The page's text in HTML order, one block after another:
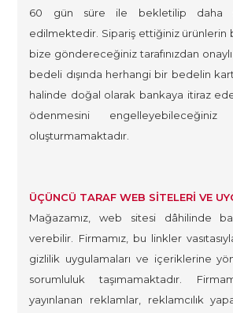
60 gün süre ile bekletilip daha
edilmektedir. Sipariş ettiğiniz ürünlerin
bize göndereceğiniz tarafınızdan
bedeli dışında herhangi bir bedelin
halinde doğal olarak bankaya itiraz
ödenmesini
oluşturmamaktadır.
ÜÇÜNCÜ TARAF WEB SİTELERİ VE
Mağazamız, web sitesi dâhilinde
verebilir. Firmamız, bu linkler
gizlilik uygulamaları ve içeriklerine
sorumluluk taşımamaktadır.
yayınlanan reklamlar, reklamcılık